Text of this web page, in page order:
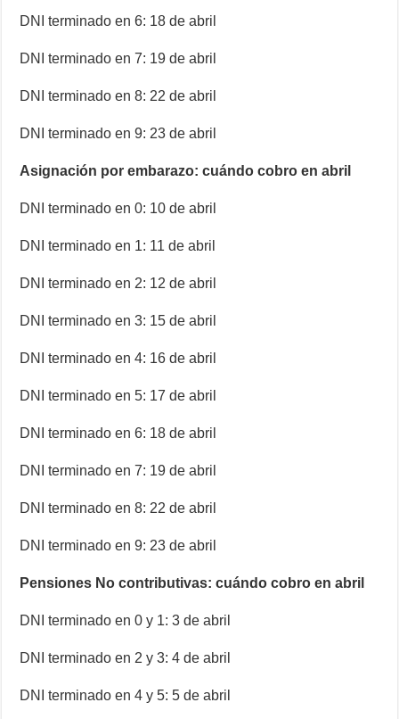
DNI terminado en 6: 18 de abril
DNI terminado en 7: 19 de abril
DNI terminado en 8: 22 de abril
DNI terminado en 9: 23 de abril
Asignación por embarazo: cuándo cobro en abril
DNI terminado en 0: 10 de abril
DNI terminado en 1: 11 de abril
DNI terminado en 2: 12 de abril
DNI terminado en 3: 15 de abril
DNI terminado en 4: 16 de abril
DNI terminado en 5: 17 de abril
DNI terminado en 6: 18 de abril
DNI terminado en 7: 19 de abril
DNI terminado en 8: 22 de abril
DNI terminado en 9: 23 de abril
Pensiones No contributivas: cuándo cobro en abril
DNI terminado en 0 y 1: 3 de abril
DNI terminado en 2 y 3: 4 de abril
DNI terminado en 4 y 5: 5 de abril